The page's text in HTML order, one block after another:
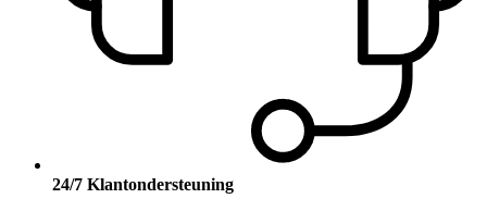
24/7 Klantondersteuning